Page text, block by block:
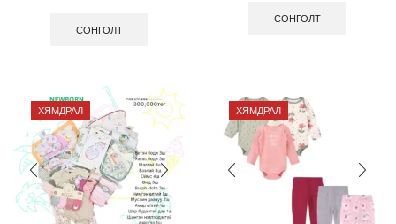
СОНГОЛТ
СОНГОЛТ
ХЯМДРАЛ ХЯМДРАЛ